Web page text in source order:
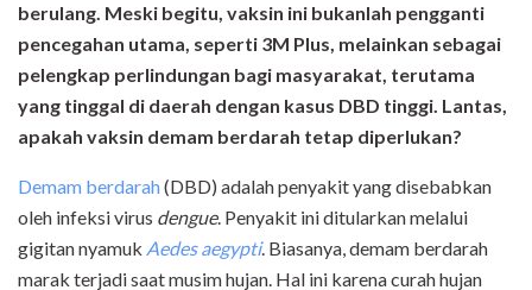
berulang. Meski begitu, vaksin ini bukanlah pengganti
pencegahan utama, seperti 3M Plus, melainkan sebagai
pelengkap perlindungan bagi masyarakat, terutama
yang tinggal di daerah dengan kasus DBD tinggi. Lantas,
apakah vaksin demam berdarah tetap diperlukan?
Demam berdarah(DBD) adalah penyakit yang disebabkan
oleh infeksi virus dengue. Penyakit ini ditularkan melalui
gigitan nyamuk Aedes aegypti. Biasanya, demam berdarah
marak terjadi saat musim hujan. Hal ini karena curah hujan